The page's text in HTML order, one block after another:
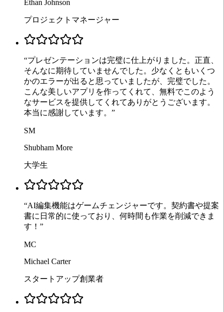
Ethan Johnson
プロジェクトマネージャー
“プレゼンテーションは完璧に仕上がりました。正直、
そんなに期待していませんでした。少なくともいくつ
かのエラーが出ると思っていましたが、完璧でした。
こんな美しいアプリを作ってくれて、無料でこのよう
なサービスを提供してくれてありがとうございます。
本当に感謝しています。 ”
SM
Shubham More
大学生
“AI編集機能はゲームチェンジャーです。契約書や提案
書に日常的に使っており、何時間も作業を削減できま
す！ ”
MC
Michael Carter
スタートアップ創業者